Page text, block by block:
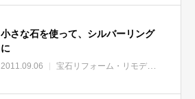
小さな石を使って、シルバーリング
に
2011.09.06 宝石リフォーム・リモデル